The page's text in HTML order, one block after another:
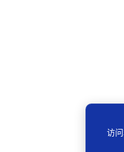
访